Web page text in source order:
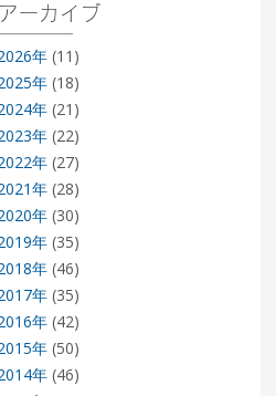
ーカイブ
年(11)
年(18)
年(21)
年(22)
年(27)
年(28)
年(30)
年(35)
年(46)
年(35)
年(42)
年(50)
年(46)